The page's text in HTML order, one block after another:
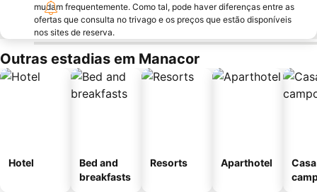
mudam frequentemente. Como tal, pode haver diferenças entre as
ofertas que consulta no trivago e os preços que estão disponíveis
nos sites de reserva.
Outras estadias em Manacor
Hotel
Bed and
breakfasts
Resorts Aparthotel